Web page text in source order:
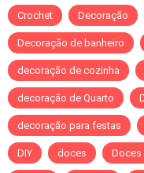
Crochet Decoração
Decoração de banheiro
decoração de cozinha
decoração de Quarto
decoração para festas
DIY doces Doces